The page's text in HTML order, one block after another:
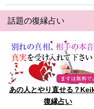
話題の復縁占い
あの人とやり直せる？
復縁占い